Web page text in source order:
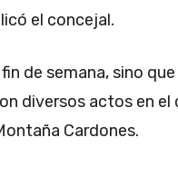
el concejal.
de semana, sino que
diversos actos en el
Cardones.